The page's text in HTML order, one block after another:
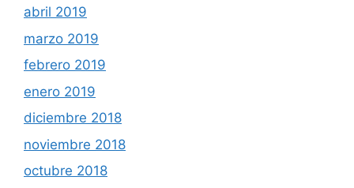
abril 2019
marzo 2019
febrero 2019
enero 2019
diciembre 2018
noviembre 2018
octubre 2018